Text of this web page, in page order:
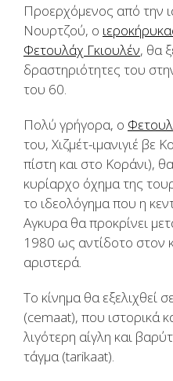
Προερχόμενος από την
Νουρτζού, ο
Φετουλάχ Γκιουλέν, θα
δραστηριότητες του
του 60.
Πολύ γρήγορα, ο
του, Χιζμέτ-ιμανιγιέ βε
πίστη και στο Κοράνι),
κυρίαρχο όχημα της
το ιδεολόγημα που η
Αγκυρα θα προκρίνει
1980 ως αντίδοτο στον
αριστερά.
Το κίνημα θα εξελιχθεί
(cemaat), που ιστορικά
λιγότερη αίγλη και
τάγμα (tarikaat).